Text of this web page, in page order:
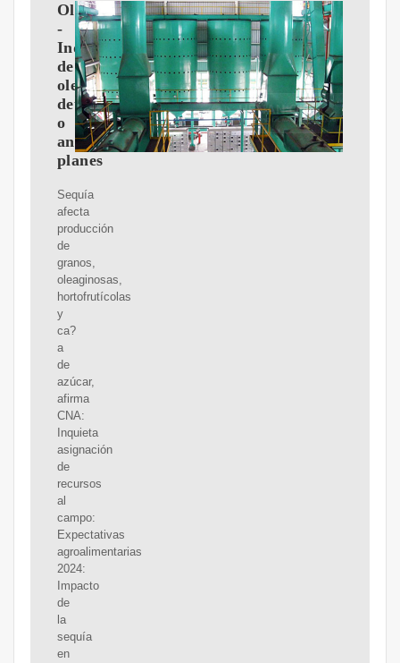
Oleaginosas
-
Industria
de
oleaginosas
detiene
o
anula
planes
Sequía
afecta
producción
de
granos,
oleaginosas,
hortofrutícolas
y
ca?
a
de
azúcar,
afirma
CNA:
Inquieta
asignación
de
recursos
al
campo:
Expectativas
agroalimentarias
2024:
Impacto
de
la
sequía
en